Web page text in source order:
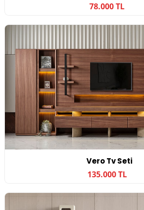
78.000 TL
Vero Tv Seti
135.000 TL